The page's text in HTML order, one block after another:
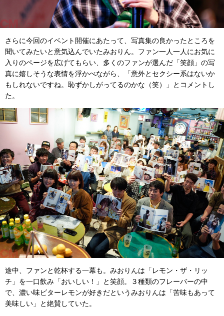
さらに今回のイベント開催にあたって、写真集の良かったところを
聞いてみたいと意気込んでいたみおりん。ファン一人一人にお気に
入りのページを広げてもらい、多くのファンが選んだ「笑顔」の写
真に嬉しそうな表情を浮かべながら、「意外とセクシー系はないか
もしれないですね。恥ずかしがってるのかな（笑）」とコメントし
た。
途中、ファンと乾杯する一幕も。みおりんは「レモン・ザ・リッ
チ」を一口飲み「おいしい！」と笑顔。３種類のフレーバーの中
で、濃い味ビターレモンが好きだというみおりんは「苦味もあって
美味しい」と絶賛していた。